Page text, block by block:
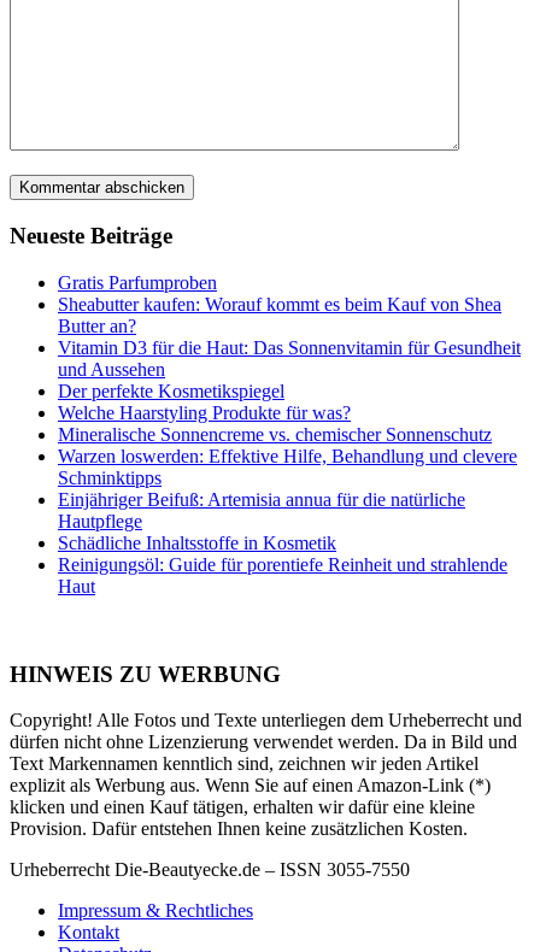
Neueste Beiträge
Gratis Parfumproben
Sheabutter kaufen: Worauf kommt es beim Kauf von Shea
Butter an?
Vitamin D3 für die Haut: Das Sonnenvitamin für Gesundheit
und Aussehen
Der perfekte Kosmetikspiegel
Welche Haarstyling Produkte für was?
Mineralische Sonnencreme vs. chemischer Sonnenschutz
Warzen loswerden: Effektive Hilfe, Behandlung und clevere
Schminktipps
Einjähriger Beifuß: Artemisia annua für die natürliche
Hautpflege
Schädliche Inhaltsstoffe in Kosmetik
Reinigungsöl: Guide für porentiefe Reinheit und strahlende
Haut
HINWEIS ZU WERBUNG
Copyright! Alle Fotos und Texte unterliegen dem Urheberrecht und
dürfen nicht ohne Lizenzierung verwendet werden. Da in Bild und
Text Markennamen kenntlich sind, zeichnen wir jeden Artikel
explizit als Werbung aus. Wenn Sie auf einen Amazon-Link (*)
klicken und einen Kauf tätigen, erhalten wir dafür eine kleine
Provision. Dafür entstehen Ihnen keine zusätzlichen Kosten.
Urheberrecht Die-Beautyecke.de – ISSN 3055-7550
Impressum & Rechtliches
Kontakt